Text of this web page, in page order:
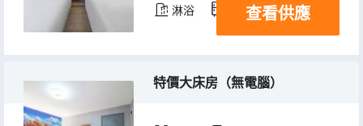
淋浴 冰箱查看供應
特價大床房（無電腦）